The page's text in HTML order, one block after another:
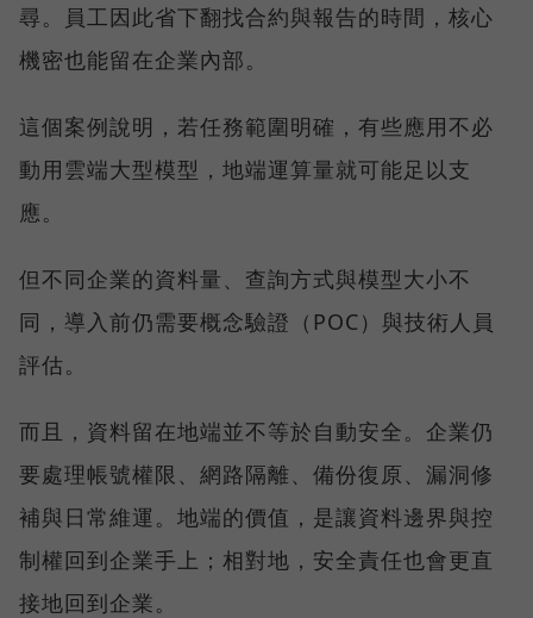
尋。員工因此省下翻找合約與報告的時間，核心
機密也能留在企業內部。
這個案例說明，若任務範圍明確，有些應用不必
動用雲端大型模型，地端運算量就可能足以支
應。
但不同企業的資料量、查詢方式與模型大小不
同，導入前仍需要概念驗證（POC）與技術人員
評估。
而且，資料留在地端並不等於自動安全。企業仍
要處理帳號權限、網路隔離、備份復原、漏洞修
補與日常維運。地端的價值，是讓資料邊界與控
制權回到企業手上；相對地，安全責任也會更直
接地回到企業。